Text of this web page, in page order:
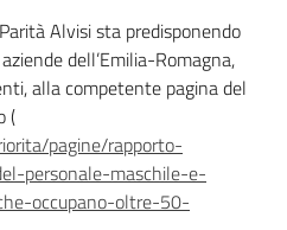
Alvisi sta predisponendo
dell’Emilia-Romagna,
alla competente pagina del
(
pagine/rapporto-
personale-maschile-e-
occupano-oltre-50-